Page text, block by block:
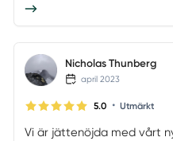
Nicholas Thunberg
april 2023
5.0 • Utmärkt
Vi är jättenöjda med vårt